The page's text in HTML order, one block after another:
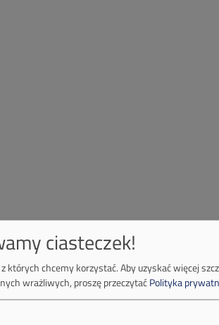
ciasteczek!
których chcemy korzystać.Aby uzyskać więcej
wrażliwych, proszę przeczytaćPolityka